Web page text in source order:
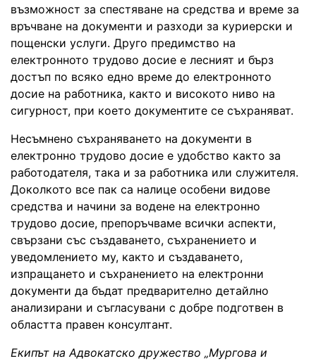
възможност за спестяване на средства и време за
връчване на документи и разходи за куриерски и
пощенски услуги. Друго предимство на
електронното трудово досие е лесният и бърз
достъп по всяко едно време до електронното
досие на работника, както и високото ниво на
сигурност, при което документите се съхраняват.
Несъмнено съхраняването на документи в
електронно трудово досие е удобство както за
работодателя, така и за работника или служителя.
Доколкото все пак са налице особени видове
средства и начини за водене на електронно
трудово досие, препоръчваме всички аспекти,
свързани със създаването, съхранението и
уведомлението му, както и създаването,
изпращането и съхранението на електронни
документи да бъдат предварително детайлно
анализирани и съгласувани с добре подготвен в
областта правен консултант.
Екипът на Адвокатско дружество „Мургова и